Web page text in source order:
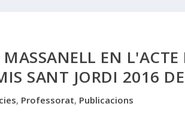
EN L'ACTE
SANT JORDI 2016 DE
, Professorat, Publicacions